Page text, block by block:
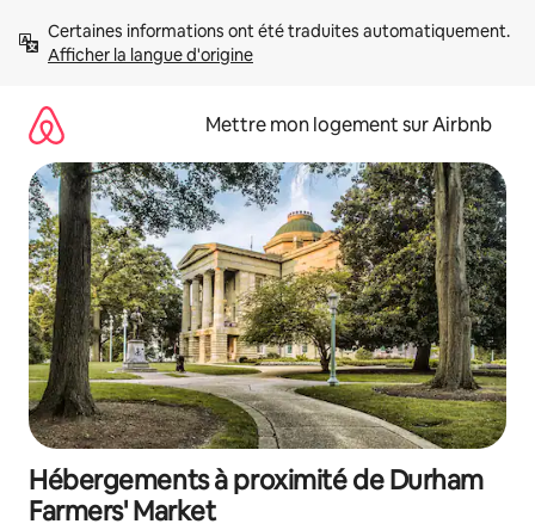
directement
Afficher la langue d'origine
Mettre mon logement sur Airbnb
Hébergements à proximité de Durham
Farmers' Market